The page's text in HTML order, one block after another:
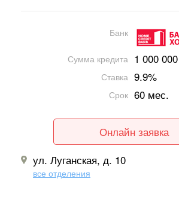
Банк
Сумма кредита 1 000
Ставка 9.9%
Срок 60 мес.
Онлайн заявка
ул. Луганская, д. 10
все отделения